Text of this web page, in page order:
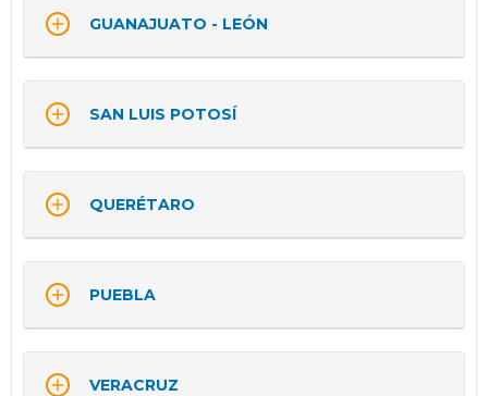
 GUANAJUATO - LEÓN
 SAN LUIS POTOSÍ
 QUERÉTARO
 PUEBLA
 VERACRUZ